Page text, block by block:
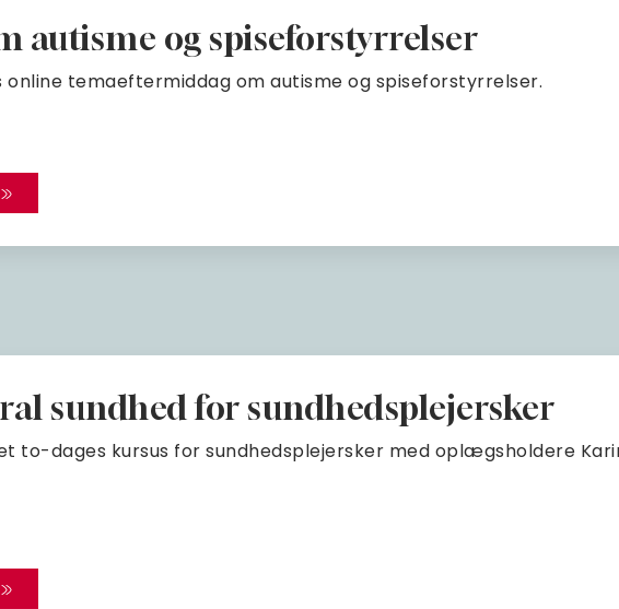
autisme og spiseforstyrrelser
online temaeftermiddag om autisme og spiseforstyrrelser.
sundhed for sundhedsplejersker
to-dages kursus for sundhedsplejersker med oplægsholdere